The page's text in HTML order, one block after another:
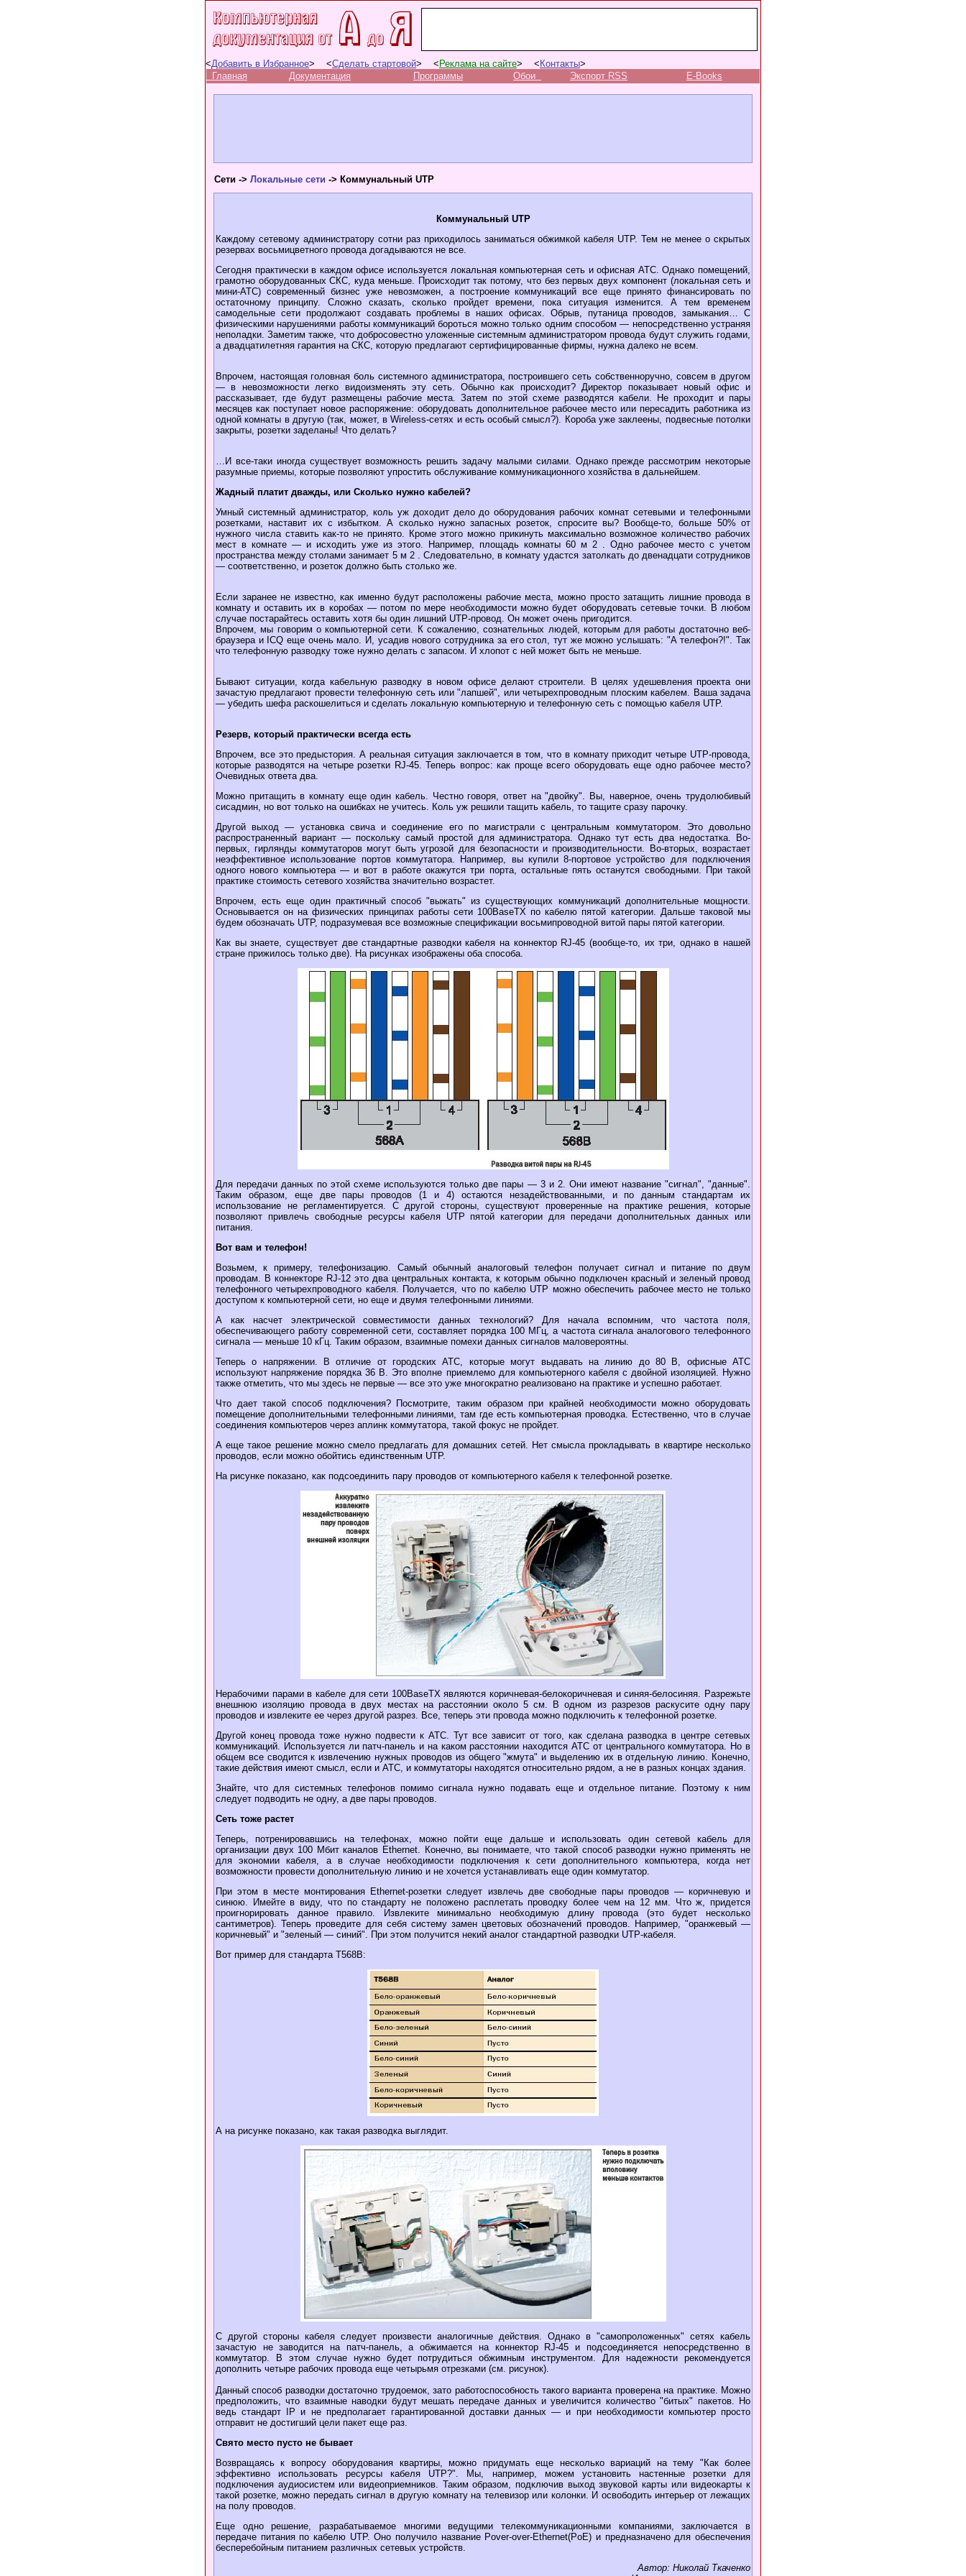
<Добавить в Избранное> <Сделать стартовой> < Реклама на сайте> < Контакты>
Главная
Документация Программы Обои Экспорт RSS E-Books
Cети -> Локальные сети -> Коммунальный UTP
Коммунальный UTP
Каждому сетевому администратору сотни раз приходилось заниматься обжимкой кабеля UTP. Тем не менее о скрытых
резервах восьмицветного провода догадываются не все.
Сегодня практически в каждом офисе используется локальная компьютерная сеть и офисная АТС. Однако помещений,
грамотно оборудованных СКС, куда меньше. Происходит так потому, что без первых двух компонент (локальная сеть и
мини-АТС) современный бизнес уже невозможен, а построение коммуникаций все еще принято финансировать по
остаточному принципу. Сложно сказать, сколько пройдет времени, пока ситуация изменится. А тем временем
самодельные сети продолжают создавать проблемы в наших офисах. Обрыв, путаница проводов, замыкания… С
физическими нарушениями работы коммуникаций бороться можно только одним способом — непосредственно устраняя
неполадки. Заметим также, что добросовестно уложенные системным администратором провода будут служить годами,
а двадцатилетняя гарантия на СКС, которую предлагают сертифицированные фирмы, нужна далеко не всем.
Впрочем, настоящая головная боль системного администратора, построившего сеть собственноручно, совсем в другом
— в невозможности легко видоизменять эту сеть. Обычно как происходит? Директор показывает новый офис и
рассказывает, где будут размещены рабочие места. Затем по этой схеме разводятся кабели. Не проходит и пары
месяцев как поступает новое распоряжение: оборудовать дополнительное рабочее место или пересадить работника из
одной комнаты в другую (так, может, в Wireless-сетях и есть особый смысл?). Короба уже заклеены, подвесные потолки
закрыты, розетки заделаны! Что делать?
…И все-таки иногда существует возможность решить задачу малыми силами. Однако прежде рассмотрим некоторые
разумные приемы, которые позволяют упростить обслуживание коммуникационного хозяйства в дальнейшем.
Жадный платит дважды, или Сколько нужно кабелей?
Умный системный администратор, коль уж доходит дело до оборудования рабочих комнат сетевыми и телефонными
розетками, наставит их с избытком. А сколько нужно запасных розеток, спросите вы? Вообще-то, больше 50% от
нужного числа ставить как-то не принято. Кроме этого можно прикинуть максимально возможное количество рабочих
мест в комнате — и исходить уже из этого. Например, площадь комнаты 60 м 2 . Одно рабочее место с учетом
пространства между столами занимает 5 м 2 . Следовательно, в комнату удастся затолкать до двенадцати сотрудников
— соответственно, и розеток должно быть столько же.
Если заранее не известно, как именно будут расположены рабочие места, можно просто затащить лишние провода в
комнату и оставить их в коробах — потом по мере необходимости можно будет оборудовать сетевые точки. В любом
случае постарайтесь оставить хотя бы один лишний UTP-провод. Он может очень пригодится.
Впрочем, мы говорим о компьютерной сети. К сожалению, сознательных людей, которым для работы достаточно веб-
браузера и ICQ еще очень мало. И, усадив нового сотрудника за его стол, тут же можно услышать: "А телефон?!". Так
что телефонную разводку тоже нужно делать с запасом. И хлопот с ней может быть не меньше.
Бывают ситуации, когда кабельную разводку в новом офисе делают строители. В целях удешевления проекта они
зачастую предлагают провести телефонную сеть или "лапшей", или четырехпроводным плоским кабелем. Ваша задача
— убедить шефа раскошелиться и сделать локальную компьютерную и телефонную сеть с помощью кабеля UTP.
Резерв, который практически всегда есть
Впрочем, все это предыстория. А реальная ситуация заключается в том, что в комнату приходит четыре UTP-провода,
которые разводятся на четыре розетки RJ-45. Теперь вопрос: как проще всего оборудовать еще одно рабочее место?
Очевидных ответа два.
Можно притащить в комнату еще один кабель. Честно говоря, ответ на "двойку". Вы, наверное, очень трудолюбивый
сисадмин, но вот только на ошибках не учитесь. Коль уж решили тащить кабель, то тащите сразу парочку.
Другой выход — установка свича и соединение его по магистрали с центральным коммутатором. Это довольно
распространенный вариант — поскольку самый простой для администратора. Однако тут есть два недостатка. Во-
первых, гирлянды коммутаторов могут быть угрозой для безопасности и производительности. Во-вторых, возрастает
неэффективное использование портов коммутатора. Например, вы купили 8-портовое устройство для подключения
одного нового компьютера — и вот в работе окажутся три порта, остальные пять останутся свободными. При такой
практике стоимость сетевого хозяйства значительно возрастет.
Впрочем, есть еще один практичный способ "выжать" из существующих коммуникаций дополнительные мощности.
Основывается он на физических принципах работы сети 100BaseTX по кабелю пятой категории. Дальше таковой мы
будем обозначать UTP, подразумевая все возможные спецификации восьмипроводной витой пары пятой категории.
Как вы знаете, существует две стандартные разводки кабеля на коннектор RJ-45 (вообще-то, их три, однако в нашей
стране прижилось только две). На рисунках изображены оба способа.
Для передачи данных по этой схеме используются только две пары — 3 и 2. Они имеют название "сигнал", "данные".
Таким образом, еще две пары проводов (1 и 4) остаются незадействованными, и по данным стандартам их
использование не регламентируется. С другой стороны, существуют проверенные на практике решения, которые
позволяют привлечь свободные ресурсы кабеля UTP пятой категории для передачи дополнительных данных или
питания.
Вот вам и телефон!
Возьмем, к примеру, телефонизацию. Самый обычный аналоговый телефон получает сигнал и питание по двум
проводам. В коннекторе RJ-12 это два центральных контакта, к которым обычно подключен красный и зеленый провод
телефонного четырехпроводного кабеля. Получается, что по кабелю UTP можно обеспечить рабочее место не только
доступом к компьютерной сети, но еще и двумя телефонными линиями.
А как насчет электрической совместимости данных технологий? Для начала вспомним, что частота поля,
обеспечивающего работу современной сети, составляет порядка 100 МГц, а частота сигнала аналогового телефонного
сигнала — меньше 10 кГц. Таким образом, взаимные помехи данных сигналов маловероятны.
Теперь о напряжении. В отличие от городских АТС, которые могут выдавать на линию до 80 В, офисные АТС
используют напряжение порядка 36 В. Это вполне приемлемо для компьютерного кабеля с двойной изоляцией. Нужно
также отметить, что мы здесь не первые — все это уже многократно реализовано на практике и успешно работает.
Что дает такой способ подключения? Посмотрите, таким образом при крайней необходимости можно оборудовать
помещение дополнительными телефонными линиями, там где есть компьютерная проводка. Естественно, что в случае
соединения компьютеров через аплинк коммутатора, такой фокус не пройдет.
А еще такое решение можно смело предлагать для домашних сетей. Нет смысла прокладывать в квартире несколько
проводов, если можно обойтись единственным UTP.
На рисунке показано, как подсоединить пару проводов от компьютерного кабеля к телефонной розетке.
Нерабочими парами в кабеле для сети 100BaseTX являются коричневая-белокоричневая и синяя-белосиняя. Разрежьте
внешнюю изоляцию провода в двух местах на расстоянии около 5 см. В одном из разрезов раскусите одну пару
проводов и извлеките ее через другой разрез. Все, теперь эти провода можно подключить к телефонной розетке.
Другой конец провода тоже нужно подвести к АТС. Тут все зависит от того, как сделана разводка в центре сетевых
коммуникаций. Используется ли патч-панель и на каком расстоянии находится АТС от центрального коммутатора. Но в
общем все сводится к извлечению нужных проводов из общего "жмута" и выделению их в отдельную линию. Конечно,
такие действия имеют смысл, если и АТС, и коммутаторы находятся относительно рядом, а не в разных концах здания.
Знайте, что для системных телефонов помимо сигнала нужно подавать еще и отдельное питание. Поэтому к ним
следует подводить не одну, а две пары проводов.
Сеть тоже растет
Теперь, потренировавшись на телефонах, можно пойти еще дальше и использовать один сетевой кабель для
организации двух 100 Мбит каналов Ethernet. Конечно, вы понимаете, что такой способ разводки нужно применять не
для экономии кабеля, а в случае необходимости подключения к сети дополнительного компьютера, когда нет
возможности провести дополнительную линию и не хочется устанавливать еще один коммутатор.
При этом в месте монтирования Ethernet-розетки следует извлечь две свободные пары проводов — коричневую и
синюю. Имейте в виду, что по стандарту не положено расплетать проводку более чем на 12 мм. Что ж, придется
проигнорировать данное правило. Извлеките минимально необходимую длину провода (это будет несколько
сантиметров). Теперь проведите для себя систему замен цветовых обозначений проводов. Например, "оранжевый —
коричневый" и "зеленый — синий". При этом получится некий аналог стандартной разводки UTP-кабеля.
Вот пример для стандарта T568B:
А на рисунке показано, как такая разводка выглядит.
С другой стороны кабеля следует произвести аналогичные действия. Однако в "самопроложенных" сетях кабель
зачастую не заводится на патч-панель, а обжимается на коннектор RJ-45 и подсоединяется непосредственно в
коммутатор. В этом случае нужно будет потрудиться обжимным инструментом. Для надежности рекомендуется
дополнить четыре рабочих провода еще четырьмя отрезками (см. рисунок).
Данный способ разводки достаточно трудоемок, зато работоспособность такого варианта проверена на практике. Можно
предположить, что взаимные наводки будут мешать передаче данных и увеличится количество "битых" пакетов. Но
ведь стандарт IP и не предполагает гарантированной доставки данных — и при необходимости компьютер просто
отправит не достигший цели пакет еще раз.
Свято место пусто не бывает
Возвращаясь к вопросу оборудования квартиры, можно придумать еще несколько вариаций на тему "Как более
эффективно использовать ресурсы кабеля UTP?". Мы, например, можем установить настенные розетки для
подключения аудиосистем или видеоприемников. Таким образом, подключив выход звуковой карты или видеокарты к
такой розетке, можно передать сигнал в другую комнату на телевизор или колонки. И освободить интерьер от лежащих
на полу проводов.
Еще одно решение, разрабатываемое многими ведущими телекоммуникационными компаниями, заключается в
передаче питания по кабелю UTP. Оно получило название Pover-over-Ethernet(PoE) и предназначено для обеспечения
бесперебойным питанием различных сетевых устройств.
Автор: Николай Ткаченко